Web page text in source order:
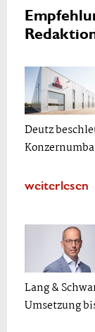
Deutz
weiterlesen
Lang &
Umsetzung